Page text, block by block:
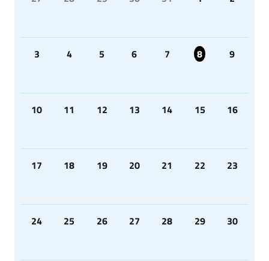
3 4 5 6 7 8 9
10 11 12 13 14 15 16
17 18 19 20 21 22 23
24 25 26 27 28 29 30